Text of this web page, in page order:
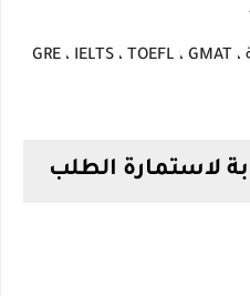
متطلبات اللغة الإنجليزية ، GRE ، IELTS ، TOEFL ، GMAT
لاستمارة الطلب